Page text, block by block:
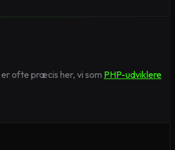
ofte præcis her, vi som PHP-udviklere